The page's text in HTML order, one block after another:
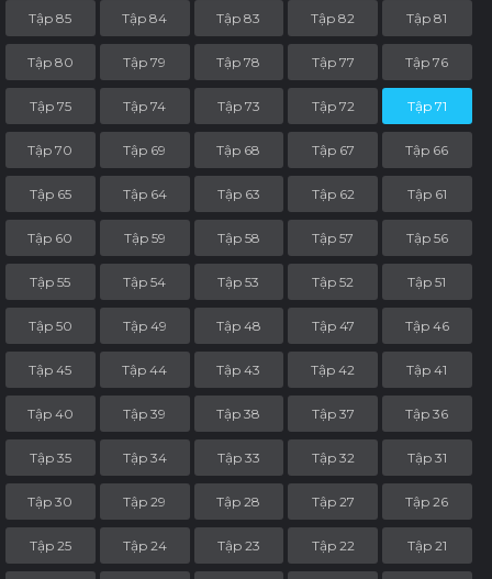
Tập 85 Tập 84 Tập 83 Tập 82 Tập 81
Tập 80 Tập 79 Tập 78 Tập 77 Tập 76
Tập 75 Tập 74 Tập 73 Tập 72 Tập 71
Tập 70 Tập 69 Tập 68 Tập 67 Tập 66
Tập 65 Tập 64 Tập 63 Tập 62 Tập 61
Tập 60 Tập 59 Tập 58 Tập 57 Tập 56
Tập 55 Tập 54 Tập 53 Tập 52 Tập 51
Tập 50 Tập 49 Tập 48 Tập 47 Tập 46
Tập 45 Tập 44 Tập 43 Tập 42 Tập 41
Tập 40 Tập 39 Tập 38 Tập 37 Tập 36
Tập 35 Tập 34 Tập 33 Tập 32 Tập 31
Tập 30 Tập 29 Tập 28 Tập 27 Tập 26
Tập 25 Tập 24 Tập 23 Tập 22 Tập 21